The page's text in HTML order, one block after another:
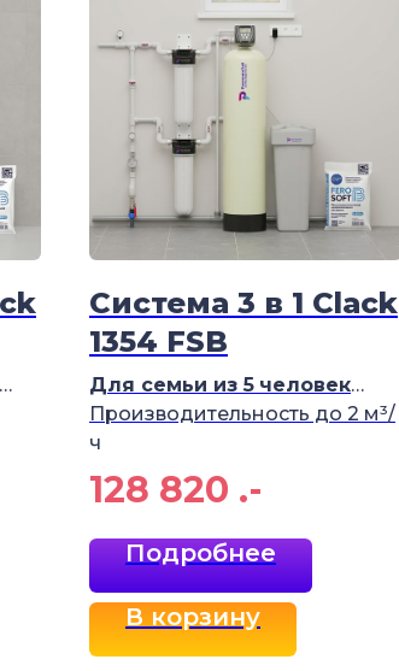
Система 3 в 1 Clack
1354 FSB
Для семьи из 5 человек
Производительность до 2 м³/
ч
128 820 .-
Подробнее
В корзину